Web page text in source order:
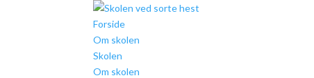
Forside
Om skolen
Skolen
Om skolen